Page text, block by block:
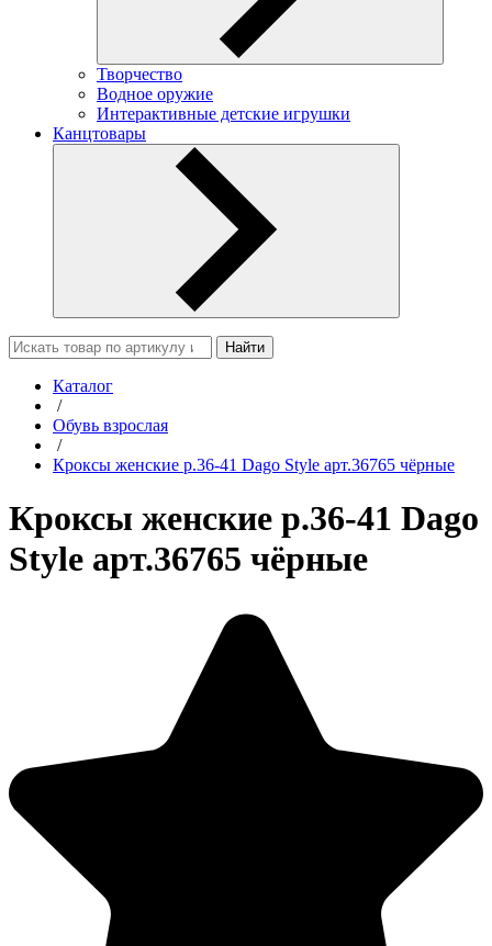
Творчество
Водное оружие
Интерактивные детские игрушки
Канцтовары
Найти
Каталог
/
Обувь взрослая
/
Кроксы женские р.36-41 Dago Style арт.36765 чёрные
Кроксы женские р.36-41 Dago
Style арт.36765 чёрные